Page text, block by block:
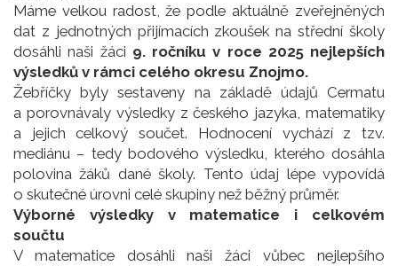
Máme velkou radost, že podle aktuálně zveřejněných
dat z jednotných přijímacích zkoušek na střední školy
dosáhli naši žáci 9. ročníku v roce 2025 nejlepších
výsledků v rámci celého okresu Znojmo.
Žebříčky byly sestaveny na základě údajů Cermatu
a porovnávaly výsledky z českého jazyka, matematiky
a jejich celkový součet. Hodnocení vychází z tzv.
mediánu – tedy bodového výsledku, kterého dosáhla
polovina žáků dané školy. Tento údaj lépe vypovídá
o skutečné úrovni celé skupiny než běžný průměr.
Výborné výsledky v matematice i celkovém
součtu
V matematice dosáhli naši žáci vůbec nejlepšího